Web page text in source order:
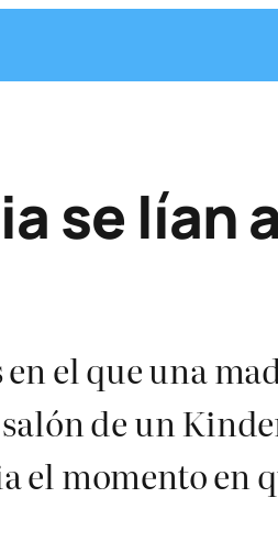
se lían a
el que una
de un
el momento en